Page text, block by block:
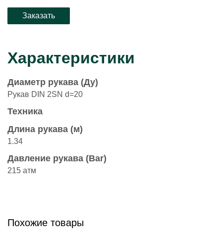
Характеристики
Диаметр рукава (Ду)
Рукав DIN 2SN d=20
Техника
Длина рукава (м)
1.34
Давление рукава (Bar)
215 атм
Похожие товары